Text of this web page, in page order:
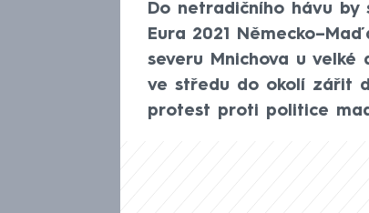
Do netradičního hávu
Eura 2021
severu Mnichova u
ve středu do okolí zářit
protest proti politice